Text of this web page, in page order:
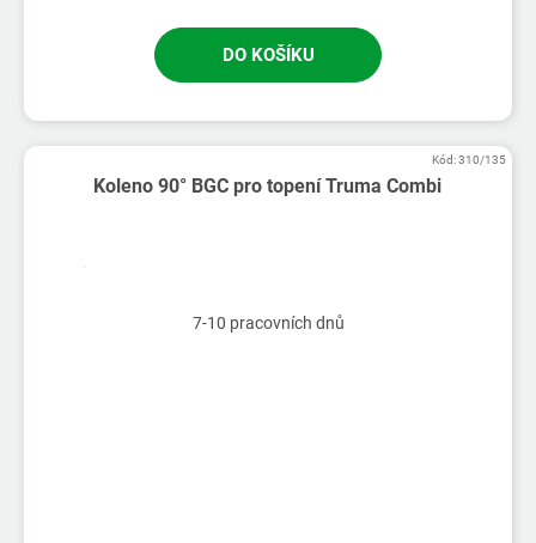
DO KOŠÍKU
Koleno 90° BGC pro topení Truma Combi
7-10 pracovních dnů
Kód:310/135